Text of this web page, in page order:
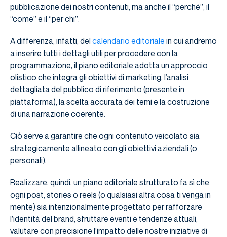
pubblicazione dei nostri contenuti, ma anche il “perché”, il
“come” e il “per chi”.
A differenza, infatti, del calendario editoriale in cui andremo
a inserire tutti i dettagli utili per procedere con la
programmazione, il piano editoriale adotta un approccio
olistico che integra gli obiettivi di marketing, l’analisi
dettagliata del pubblico di riferimento (presente in
piattaforma), la scelta accurata dei temi e la costruzione
di una narrazione coerente.
Ciò serve a garantire che ogni contenuto veicolato sia
strategicamente allineato con gli obiettivi aziendali (o
personali).
Realizzare, quindi, un piano editoriale strutturato fa sì che
ogni post, stories o reels (o qualsiasi altra cosa ti venga in
mente) sia intenzionalmente progettato per rafforzare
l’identità del brand, sfruttare eventi e tendenze attuali,
valutare con precisione l’impatto delle nostre iniziative di